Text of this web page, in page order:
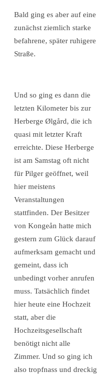
Bald ging es aber auf eine
zunächst ziemlich starke
befahrene, später ruhigere
Straße.
Und so ging es dann die
letzten Kilometer bis zur
Herberge Ølgård, die ich
quasi mit letzter Kraft
erreichte. Diese Herberge
ist am Samstag oft nicht
für Pilger geöffnet, weil
hier meistens
Veranstaltungen
stattfinden. Der Besitzer
von Kongeån hatte mich
gestern zum Glück darauf
aufmerksam gemacht und
gemeint, dass ich
unbedingt vorher anrufen
muss. Tatsächlich findet
hier heute eine Hochzeit
statt, aber die
Hochzeitsgesellschaft
benötigt nicht alle
Zimmer. Und so ging ich
also tropfnass und dreckig